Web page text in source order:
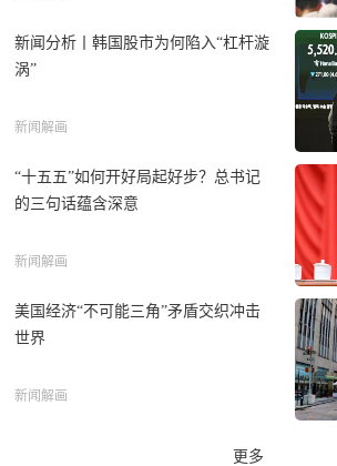
新闻分析丨韩国股市为何陷入“杠杆漩
涡”
新闻解画
“十五五”如何开好局起好步？总书记
的三句话蕴含深意
新闻解画
美国经济“不可能三角”矛盾交织冲击
世界
新闻解画
更多